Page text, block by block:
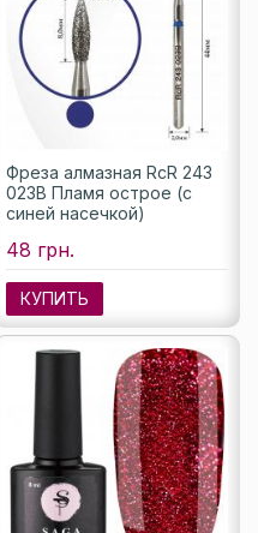
Фреза алмазная RcR 243
023B Пламя острое (с
синей насечкой)
48 грн.
КУПИТЬ